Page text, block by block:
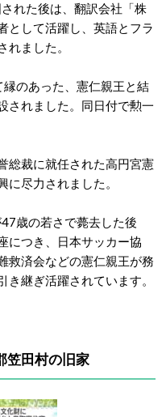
れた後は、翻訳会社「株
として活躍し、英語とフラ
れました。
のあった、憲仁親王と結
されました。同日付で勲一
総裁に就任された高円宮憲
尽力されました。
歳の若さで薨去した後
につき、日本サッカー協
救済会などの憲仁親王が務
継ぎ活躍されています。
笠田村の旧家